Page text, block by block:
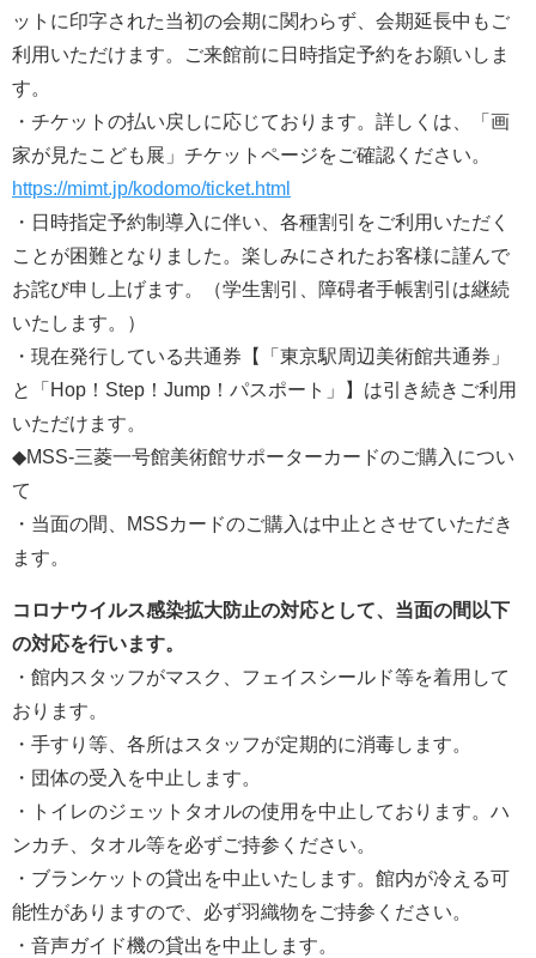
ットに印字された当初の会期に関わらず、会期延長中もご
利用いただけます。ご来館前に日時指定予約をお願いしま
す。
・チケットの払い戻しに応じております。詳しくは、「画
家が見たこども展」チケットページをご確認ください。
https://mimt.jp/kodomo/ticket.html
・日時指定予約制導入に伴い、各種割引をご利用いただく
ことが困難となりました。楽しみにされたお客様に謹んで
お詫び申し上げます。（学生割引、障碍者手帳割引は継続
いたします。）
・現在発行している共通券【「東京駅周辺美術館共通券」
と「Hop！Step！Jump！パスポート」】は引き続きご利用
いただけます。
◆MSS-三菱一号館美術館サポーターカードのご購入につい
て
・当面の間、MSSカードのご購入は中止とさせていただき
ます。
コロナウイルス感染拡大防止の対応として、当面の間以下
の対応を行います。
・館内スタッフがマスク、フェイスシールド等を着用して
おります。
・手すり等、各所はスタッフが定期的に消毒します。
・団体の受入を中止します。
・トイレのジェットタオルの使用を中止しております。ハ
ンカチ、タオル等を必ずご持参ください。
・ブランケットの貸出を中止いたします。館内が冷える可
能性がありますので、必ず羽織物をご持参ください。
・音声ガイド機の貸出を中止します。